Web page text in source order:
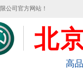
公司官方网站！
北
高